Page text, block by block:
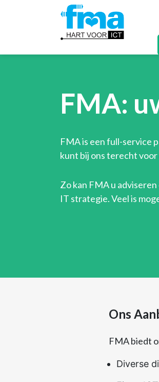
FMA:
FMA is een full-service
kunt bij ons terecht
Zo kan FMA u
IT strategie. Veel is
Ons
FMA biedt
Diverse